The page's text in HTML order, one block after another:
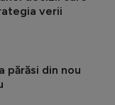
verii
părăsi din nou